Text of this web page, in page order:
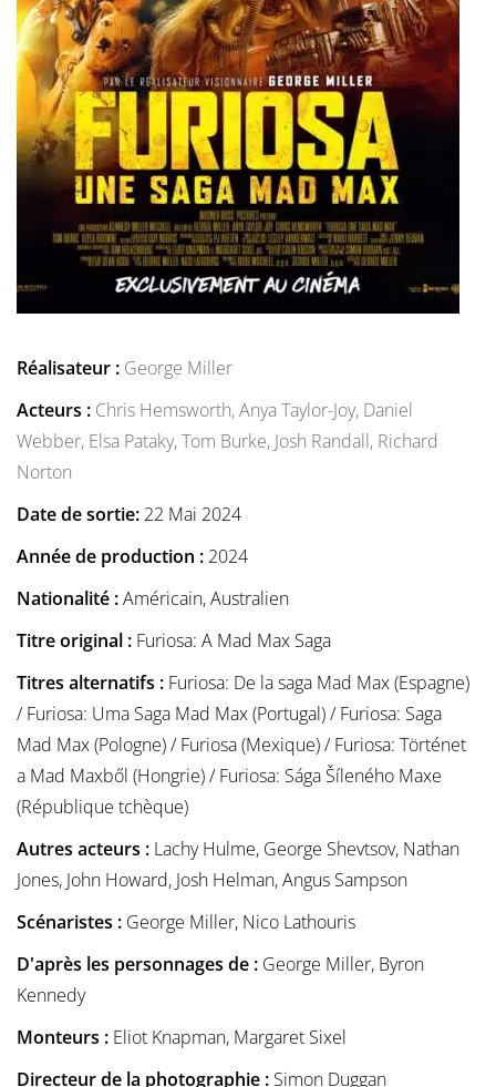
Réalisateur : George Miller
Acteurs : Chris Hemsworth,Anya Taylor-Joy, Daniel
Webber, Elsa Pataky,Tom Burke, Josh Randall, Richard
Norton
Date de sortie: 22 Mai 2024
Année de production : 2024
Nationalité :Américain, Australien
Titre original : Furiosa: A Mad Max Saga
Titres alternatifs : Furiosa: De la saga Mad Max (Espagne)
/ Furiosa: Uma Saga Mad Max (Portugal) / Furiosa: Saga
Mad Max (Pologne) / Furiosa (Mexique) / Furiosa: Történet
a Mad Maxből (Hongrie) / Furiosa: Sága Šíleného Maxe
(République tchèque)
Autres acteurs : Lachy Hulme, George Shevtsov, Nathan
Jones, John Howard, Josh Helman, Angus Sampson
Scénaristes : George Miller, Nico Lathouris
D'après les personnages de : George Miller, Byron
Kennedy
Monteurs : Eliot Knapman, Margaret Sixel
Directeur de la photographie : Simon Duggan